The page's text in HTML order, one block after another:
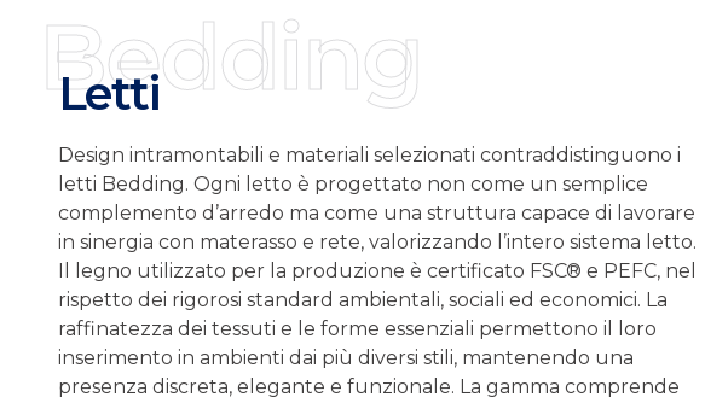
Bedding
Letti
Design intramontabili e materiali selezionati contraddistinguono i
letti Bedding. Ogni letto è progettato non come un semplice
complemento d’arredo ma come una struttura capace di lavorare
in sinergia con materasso e rete, valorizzando l’intero sistema letto.
Il legno utilizzato per la produzione è certificato FSC® e PEFC, nel
rispetto dei rigorosi standard ambientali, sociali ed economici. La
raffinatezza dei tessuti e le forme essenziali permettono il loro
inserimento in ambienti dai più diversi stili, mantenendo una
presenza discreta, elegante e funzionale. La gamma comprende